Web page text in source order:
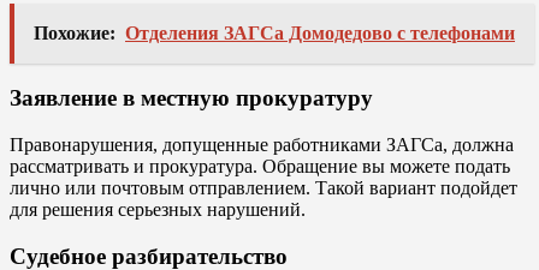
Похожие: Отделения ЗАГСа Домодедово с телефонами
Заявление в местную прокуратуру
Правонарушения, допущенные работниками ЗАГСа, должна
рассматривать и прокуратура. Обращение вы можете подать
лично или почтовым отправлением. Такой вариант подойдет
для решения серьезных нарушений.
Судебное разбирательство